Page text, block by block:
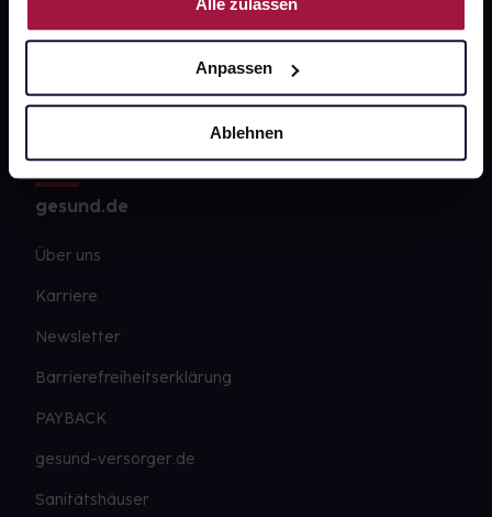
Anpassen
Ablehnen
FAQ
Widerrufsformular
gesund.de
Über uns
Karriere
Newsletter
Barrierefreiheitserklärung
PAYBACK
gesund-versorger.de
Sanitätshäuser